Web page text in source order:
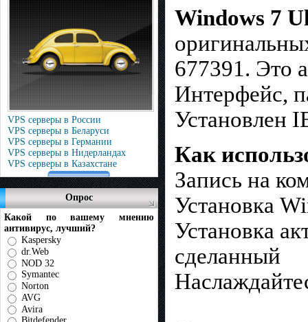
VPS серверы в России
VPS серверы в Беларуси
VPS серверы в Германии
VPS серверы в Нидерландах
VPS серверы в Казахстане
Опрос
Какой по вашему мнению
антивирус, лучший?
Kaspersky
dr.Web
NOD 32
Symantec
Norton
AVG
Avira
Windows 7
677391. Это
Интерфейс,
Установлен
Как
Запись на
Установка
Установка
сделанный